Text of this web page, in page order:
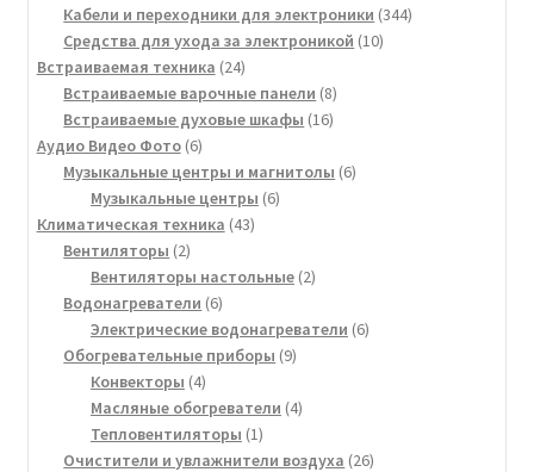
товаров
Кабели и переходники для электроники 344344
Средства для ухода за электроникой 1010
Встраиваемая техника 2424
товара
Встраиваемые варочные панели 88
товаров
Встраиваемые духовые шкафы 1616
Аудио Видео Фото 66
товаров
Музыкальные центры и магнитолы 66
Музыкальные центры 66
Климатическая техника 4343
Вентиляторы 22
товара
Вентиляторы настольные 22
Водонагреватели 66
товаров
Электрические водонагреватели 66
Обогревательные приборы 99
Конвекторы 44
товара
Масляные обогреватели 44
Тепловентиляторы 11
товар
Очистители и увлажнители воздуха 2626